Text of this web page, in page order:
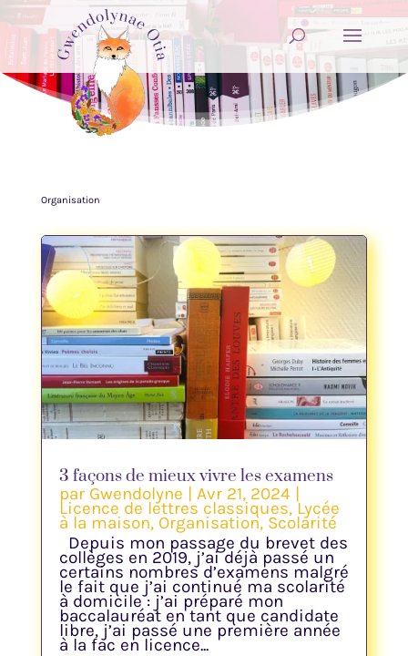
Organisation
3 façons de mieux vivre les examens
par Gwendolyne | Avr 21, 2024|
Licence de lettres classiques, Lycée
à la maison, Organisation, Scolarité
Depuis mon passage du brevet des
collèges en 2019, j’ai déjà passé un
certains nombres d’examens malgré
le fait que j’ai continué ma scolarité
à domicile : j’ai préparé mon
baccalauréat en tant que candidate
libre, j’ai passé une première année
à la fac en licence...